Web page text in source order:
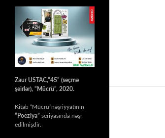
Zaur USTAC,“45” (seçmə
şeirlər), “Mücrü”, 2020.
Kitab “Mücrü”nəşriyyatının
“Poeziya” seriyasında nəşr
edilmişdir.